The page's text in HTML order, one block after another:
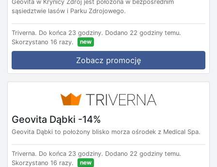
Geovita w Krynicy Zdrój jest położona w bezpośrednim
sąsiedztwie lasów i Parku Zdrojowego.
Triverna. Do końca 23 godziny. Dodano 22 godziny temu.
Skorzystano 16 razy.
new
Zobacz promocję
Geovita Dąbki -14%
Geovita Dąbki to położony blisko morza ośrodek z Medical Spa.
Triverna. Do końca 23 godziny. Dodano 22 godziny temu.
Skorzystano 16 razy.
new